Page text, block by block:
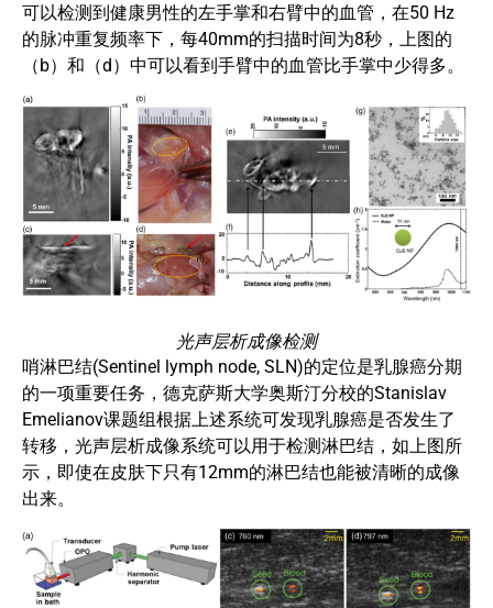
可以检测到健康男性的左手掌和右臂中的血管，在50 Hz
的脉冲重复频率下，每40mm的扫描时间为8秒，上图的
（b）和（d）中可以看到手臂中的血管比手掌中少得多。
光声层析成像检测
哨淋巴结(Sentinel lymph node, SLN)的定位是乳腺癌分期
的一项重要任务，德克萨斯大学奥斯汀分校的Stanislav
Emelianov课题组根据上述系统可发现乳腺癌是否发生了
转移，光声层析成像系统可以用于检测淋巴结，如上图所
示，即使在皮肤下只有12mm的淋巴结也能被清晰的成像
出来。